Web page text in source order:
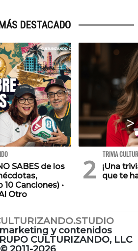
DESTACADO
SABES de los
10 Canciones) •
Otro
TRIVIA
¡Una
que te
y contenidos
CULTURIZANDO, LLC